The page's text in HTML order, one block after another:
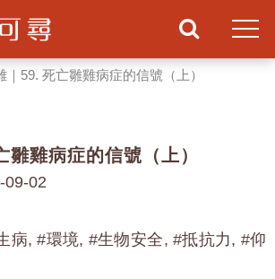
｜59. 死亡雛雞病症的信號（上）
雞病症的信號（上）
02
病, #環境, #生物安全, #抵抗力, #仰